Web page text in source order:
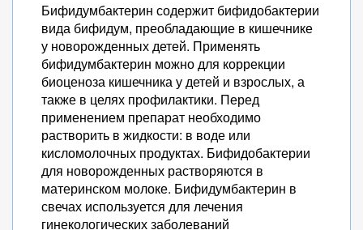
Бифидумбактерин содержит бифидобактерии
вида бифидум, преобладающие в кишечнике
у новорожденных детей. Применять
бифидумбактерин можно для коррекции
биоценоза кишечника у детей и взрослых, а
также в целях профилактики. Перед
применением препарат необходимо
растворить в жидкости: в воде или
кисломолочных продуктах. Бифидобактерии
для новорожденных растворяются в
материнском молоке. Бифидумбактерин в
свечах используется для лечения
гинекологических заболеваний